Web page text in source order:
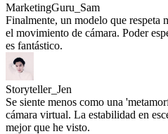
MarketingGuru_Sam
Finalmente, un modelo que respeta
el movimiento de cámara. Poder
es fantástico.
Storyteller_Jen
Se siente menos como una
cámara virtual. La estabilidad en
mejor que he visto.